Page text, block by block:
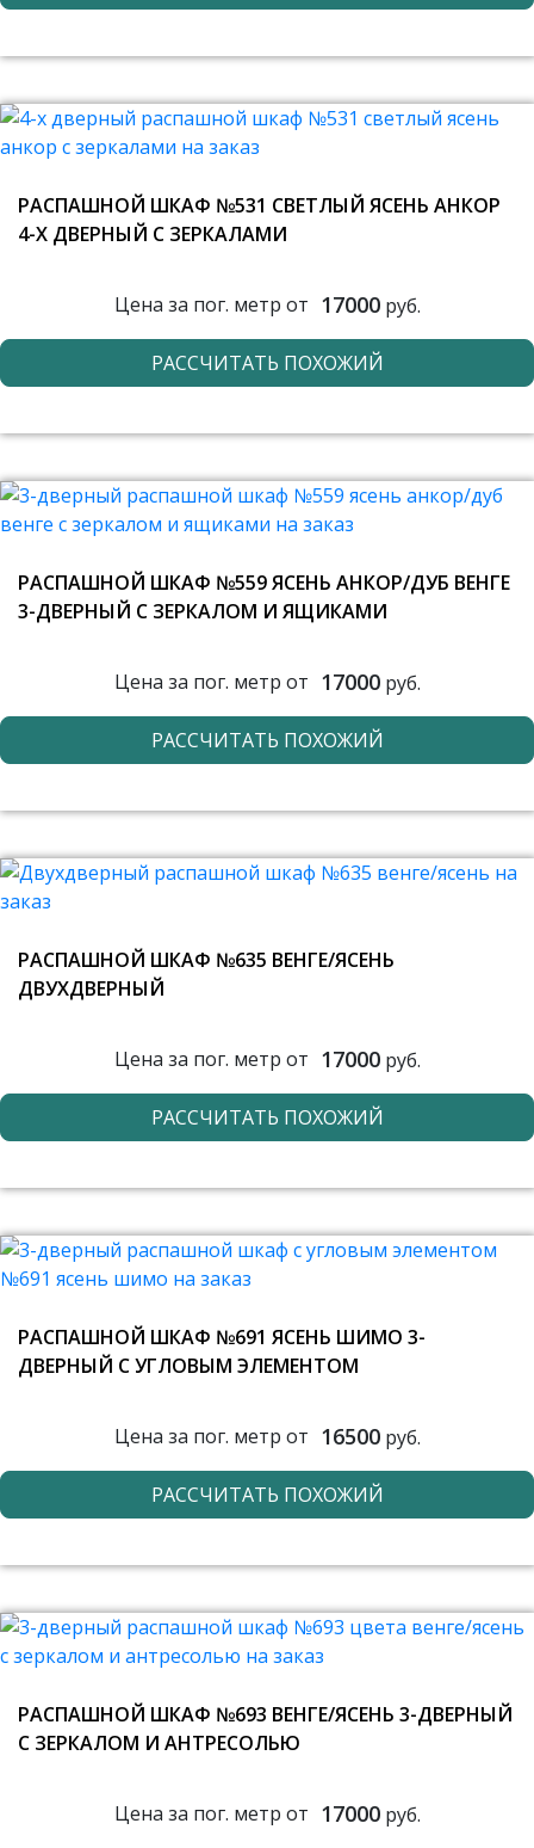
РАСПАШНОЙ ШКАФ №531 СВЕТЛЫЙ ЯСЕНЬ АНКОР
4-Х ДВЕРНЫЙ С ЗЕРКАЛАМИ
Цена за пог. метр от 17000руб.
РАССЧИТАТЬ ПОХОЖИЙ
РАСПАШНОЙ ШКАФ №559 ЯСЕНЬ АНКОР/ДУБ ВЕНГЕ
3-ДВЕРНЫЙ С ЗЕРКАЛОМ И ЯЩИКАМИ
Цена за пог. метр от 17000руб.
РАССЧИТАТЬ ПОХОЖИЙ
РАСПАШНОЙ ШКАФ №635 ВЕНГЕ/ЯСЕНЬ
ДВУХДВЕРНЫЙ
Цена за пог. метр от 17000руб.
РАССЧИТАТЬ ПОХОЖИЙ
РАСПАШНОЙ ШКАФ №691 ЯСЕНЬ ШИМО 3-
ДВЕРНЫЙ С УГЛОВЫМ ЭЛЕМЕНТОМ
Цена за пог. метр от 16500руб.
РАССЧИТАТЬ ПОХОЖИЙ
РАСПАШНОЙ ШКАФ №693 ВЕНГЕ/ЯСЕНЬ 3-ДВЕРНЫЙ
С ЗЕРКАЛОМ И АНТРЕСОЛЬЮ
Цена за пог. метр от 17000руб.